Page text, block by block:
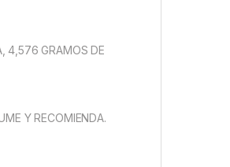
4,576 GRAMOS DE
Y RECOMIENDA.